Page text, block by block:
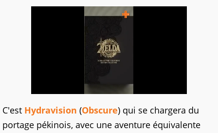
C'est Hydravision (Obscure) qui se chargera du
portage pékinois, avec une aventure équivalente